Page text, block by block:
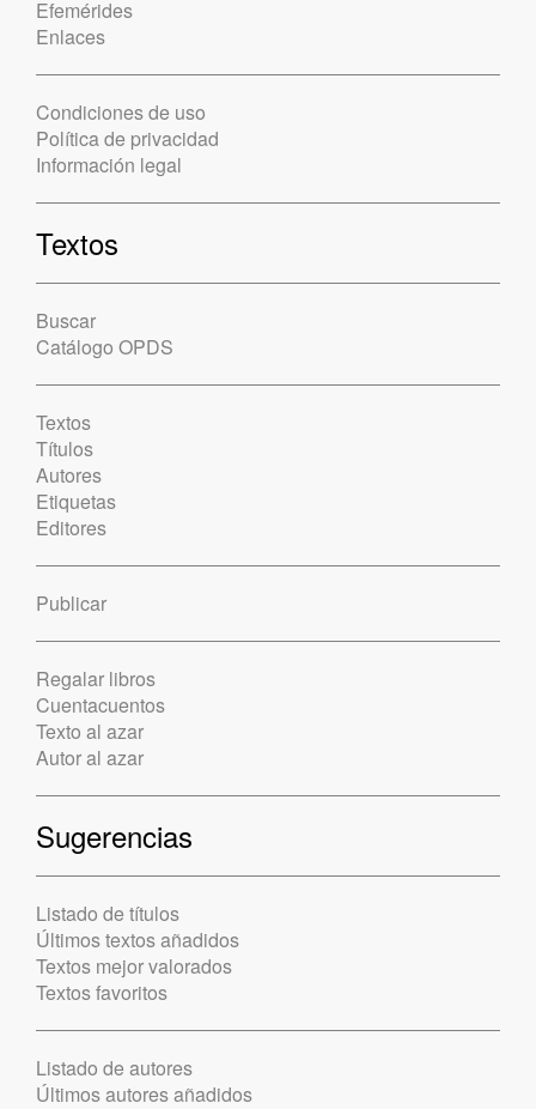
Efemérides
Enlaces
Condiciones de uso
Política de privacidad
Información legal
Textos
Buscar
Catálogo OPDS
Textos
Títulos
Autores
Etiquetas
Editores
Publicar
Regalar libros
Cuentacuentos
Texto al azar
Autor al azar
Sugerencias
Listado de títulos
Últimos textos añadidos
Textos mejor valorados
Textos favoritos
Listado de autores
Últimos autores añadidos